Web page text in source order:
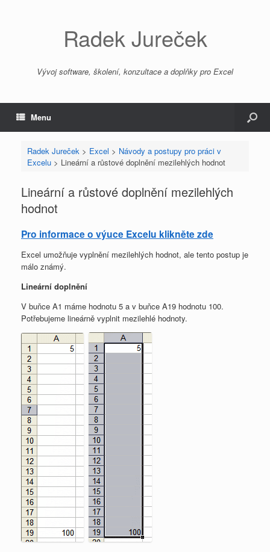
Radek Jureček
Vývoj software, školení, konzultace a doplňky pro Excel
Menu
Radek Jureček > Excel > Návody a postupy pro práci v
Excelu> Lineární a růstové doplnění mezilehlých hodnot
Lineární a růstové doplnění mezilehlých
hodnot
Pro informace o výuce Excelu klikněte zde
Excel umožňuje vyplnění mezilehlých hodnot, ale tento postup je
málo známý.
Lineární doplnění
V buňce A1 máme hodnotu 5 a v buňce A19 hodnotu 100.
Potřebujeme lineárně vyplnit mezilehlé hodnoty.